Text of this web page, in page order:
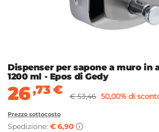
Dispenser per sapone a muro in
1200 ml - Epos di Gedy
26,73€ € 53,46 50,00% di
Prezzo sottocosto
Spedizione: € 6,90